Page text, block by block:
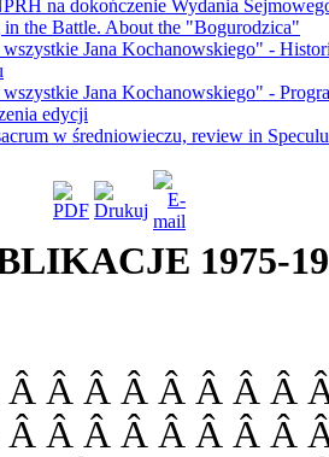
na dokończenie Wydania
in the Battle. About the "Bogurodzica"
wszystkie Jana Kochanowskiego" -
wszystkie Jana Kochanowskiego" -
edycji
w średniowieczu, review in
1975-
Â Â Â Â Â Â Â Â
Â Â Â Â Â Â Â